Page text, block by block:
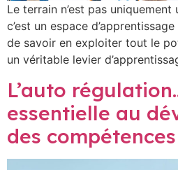
Le terrain n’est pas uniquement
c’est un espace
de savoir en exploiter tout le
un véritable levier
L’auto
essentielle au
des compétences